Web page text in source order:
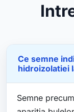
Ce semne
hidroizolatiei
Semne